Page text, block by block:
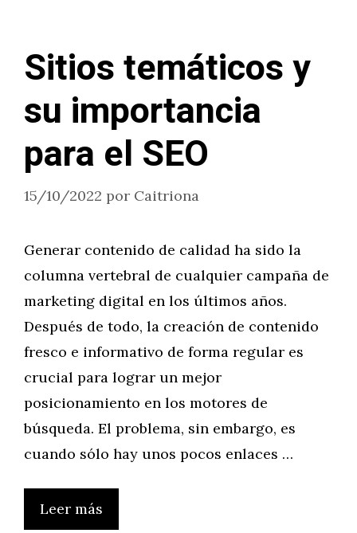
Sitios temáticos y
su importancia
para el SEO
15/10/2022 por Caitriona
Generar contenido de calidad ha sido la
columna vertebral de cualquier campaña de
marketing digital en los últimos años.
Después de todo, la creación de contenido
fresco e informativo de forma regular es
crucial para lograr un mejor
posicionamiento en los motores de
búsqueda. El problema, sin embargo, es
cuando sólo hay unos pocos enlaces …
Leer más